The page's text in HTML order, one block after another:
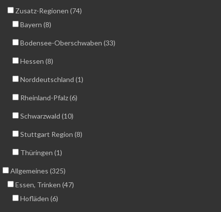
Zusatz-Regionen (74)
Bayern (8)
Bodensee-Oberschwaben (33)
Hessen (8)
Norddeutschland (1)
Rheinland-Pfalz (6)
Schwarzwald (10)
Stuttgart Region (8)
Thüringen (1)
Allgemeines (325)
Essen, Trinken (47)
Hofläden (6)